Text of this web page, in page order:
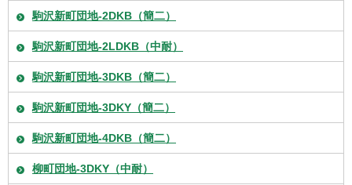
駒沢新町団地-2DKB（簡二）
駒沢新町団地-2LDKB（中耐）
駒沢新町団地-3DKB（簡二）
駒沢新町団地-3DKY（簡二）
駒沢新町団地-4DKB（簡二）
柳町団地-3DKY（中耐）